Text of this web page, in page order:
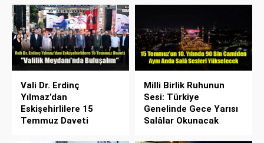
Vali Dr. Erdinç
Yılmaz’dan
Eskişehirlilere 15
Temmuz Daveti
Milli Birlik Ruhunun
Sesi: Türkiye
Genelinde Gece Yarısı
Salâlar Okunacak